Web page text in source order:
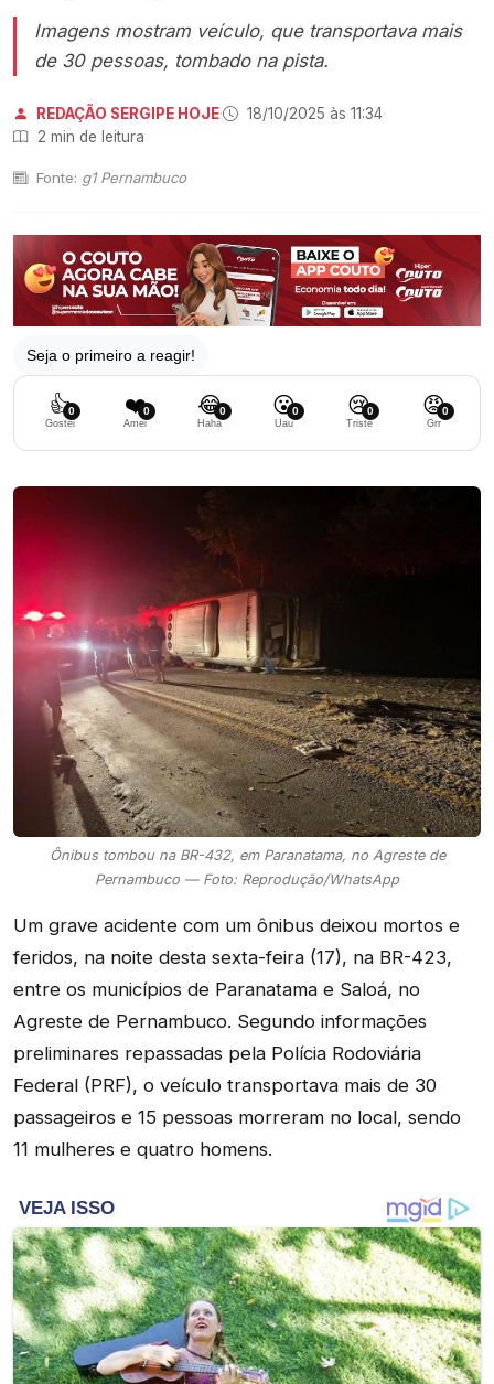
Imagens mostram veículo, que transportava mais
de 30 pessoas, tombado na pista.
REDAÇÃO SERGIPE HOJE· 18/10/2025 às 11:34·
2 min de leitura
Fonte: g1 Pernambuco
Seja o primeiro a reagir!
👍0
Gostei
❤️0
Amei
😂0
Haha
😮0
Uau
😢0
Triste
😡0
Grr
Ônibus tombou na BR-432, em Paranatama, no Agreste de
Pernambuco — Foto: Reprodução/WhatsApp
Um grave acidente com um ônibus deixou mortos e
feridos, na noite desta sexta-feira (17), na BR-423,
entre os municípios de Paranatama e Saloá, no
Agreste de Pernambuco. Segundo informações
preliminares repassadas pela Polícia Rodoviária
Federal (PRF), o veículo transportava mais de 30
passageiros e 15 pessoas morreram no local, sendo
11 mulheres e quatro homens.